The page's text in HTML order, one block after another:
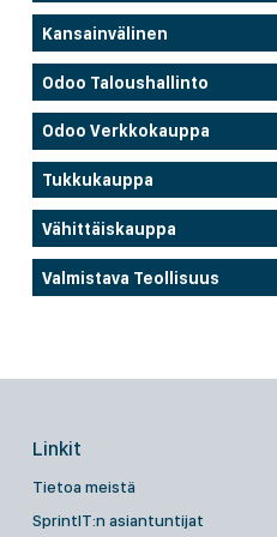
Kansainvälinen
Odoo Taloushallinto
Odoo Verkkokauppa
Tukkukauppa
Vähittäiskauppa
Valmistava Teollisuus
Linkit
Tietoa meistä
SprintIT:n asiantuntijat